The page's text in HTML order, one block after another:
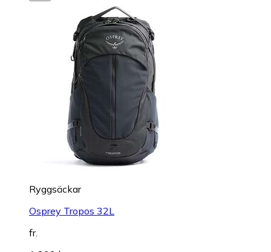
Ryggsäckar
Osprey Tropos 32L
fr.